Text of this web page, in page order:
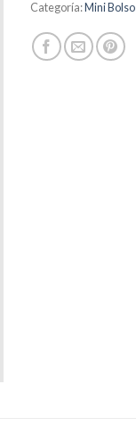
Categoría:Mini Bolso